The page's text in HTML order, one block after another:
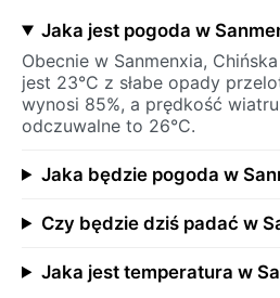
Jaka jest pogoda w
Obecnie w Sanmenxia,
jest 23°C z słabe opady
wynosi 85%, a prędkość
odczuwalne to 26°C.
Jaka będzie pogoda w
Czy będzie dziś padać w
Jaka jest temperatura w